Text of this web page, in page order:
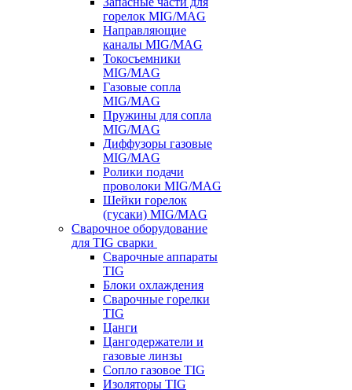
горелок MIG/MAG
Направляющие
каналы MIG/MAG
Токосъемники
MIG/MAG
Газовые сопла
MIG/MAG
Пружины для сопла
MIG/MAG
Диффузоры газовые
MIG/MAG
Ролики подачи
проволоки MIG/MAG
Шейки горелок
(гусаки) MIG/MAG
Сварочное оборудование
для TIG сварки
Сварочные аппараты
TIG
Блоки охлаждения
Сварочные горелки
TIG
Цанги
Цангодержатели и
газовые линзы
Сопло газовое TIG
Изоляторы TIG